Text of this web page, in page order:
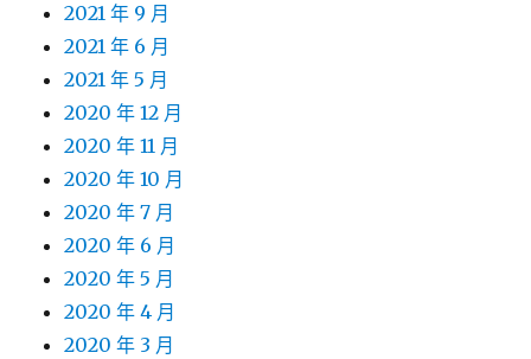
2021 年 9 月
2021 年 6 月
2021 年 5 月
2020 年 12 月
2020 年 11 月
2020 年 10 月
2020 年 7 月
2020 年 6 月
2020 年 5 月
2020 年 4 月
2020 年 3 月